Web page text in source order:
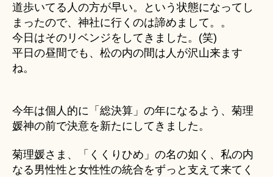
道歩いてる人の方が早い。という状態になってし
まったので、神社に行くのは諦めまして。。
今日はそのリベンジをしてきました。(笑)
平日の昼間でも、松の内の間は人が沢山来ます
ね。
今年は個人的に「総決算」の年になるよう、菊理
媛神の前で決意を新たにしてきました。
菊理媛さま、「くくりひめ」の名の如く、私の内
なる男性性と女性性の統合をずっと支えて来てく